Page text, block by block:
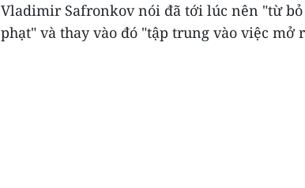
Vladimir Safronkov nói đã tới lúc nên "từ
phạt" và thay vào đó "tập trung vào việc mở